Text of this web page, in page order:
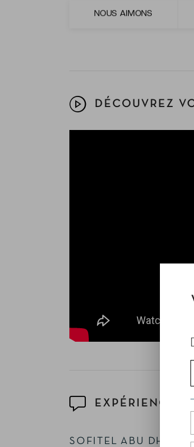
NOUS AIMONS
La gastronomie
DÉCOUVREZ
EXPÉRIENCE
SOFITEL ABU